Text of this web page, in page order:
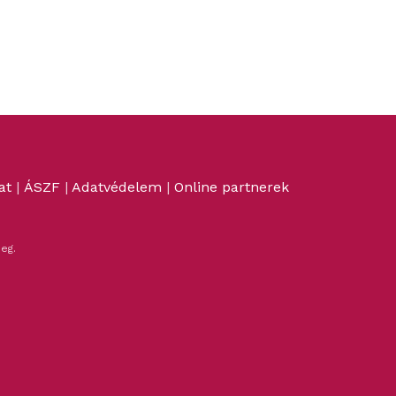
| ÁSZF| Adatvédelem | Online partnerek